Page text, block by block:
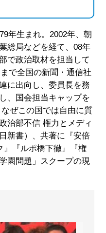
年生まれ。2002年、朝
総局などを経て、08年
で政治取材を担当して
で全国の新聞・通信社
に出向し、委員長を務
、国会担当キャップを
ぜこの国では自由に質
治部不信 権力とメディ
新書）、共著に『安倍
』『ルポ橋下徹』『権
園問題」スクープの現